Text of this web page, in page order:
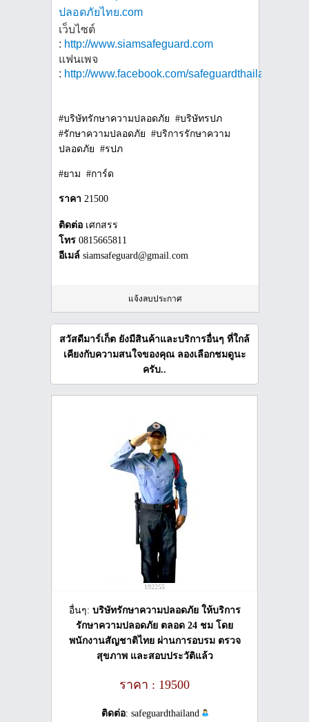
ปลอดภัยไทย.com
เว็บไซต์
: http://www.siamsafeguard.com
แฟนเพจ
: http://www.facebook.com/safeguardthailand
#บริษัทรักษาความปลอดภัย #บริษัทรปภ
#รักษาความปลอดภัย #บริการรักษาความ
ปลอดภัย #รปภ
#ยาม #การ์ด
ราคา 21500
ติดต่อ เศกสรร
โทร 0815665811
อีเมล์ siamsafeguard@gmail.com
แจ้งลบประกาศ
สวัสดีมาร์เก็ต ยังมีสินค้าและบริการอื่นๆ ที่ใกล้
เคียงกับความสนใจของคุณ ลองเลือกชมดูนะ
ครับ..
192255
อื่นๆ: บริษัทรักษาความปลอดภัย ให้บริการ
รักษาความปลอดภัย ตลอด 24 ชม โดย
พนักงานสัญชาติไทย ผ่านการอบรม ตรวจ
สุขภาพ และสอบประวัติแล้ว
ราคา : 19500
ติดต่อ: safeguardthailand